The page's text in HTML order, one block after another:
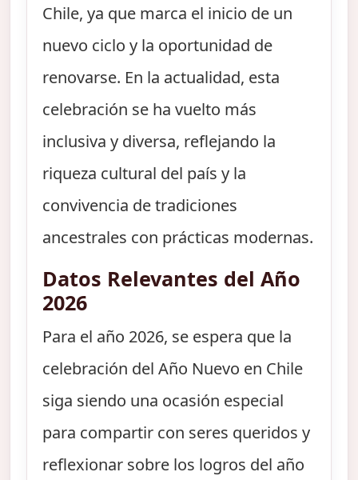
Chile, ya que marca el inicio de un
nuevo ciclo y la oportunidad de
renovarse. En la actualidad, esta
celebración se ha vuelto más
inclusiva y diversa, reflejando la
riqueza cultural del país y la
convivencia de tradiciones
ancestrales con prácticas modernas.
Datos Relevantes del Año
2026
Para el año 2026, se espera que la
celebración del Año Nuevo en Chile
siga siendo una ocasión especial
para compartir con seres queridos y
reflexionar sobre los logros del año